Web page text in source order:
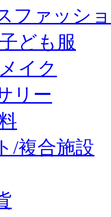
ファッシ
ども服
イク
リー
/複合施設